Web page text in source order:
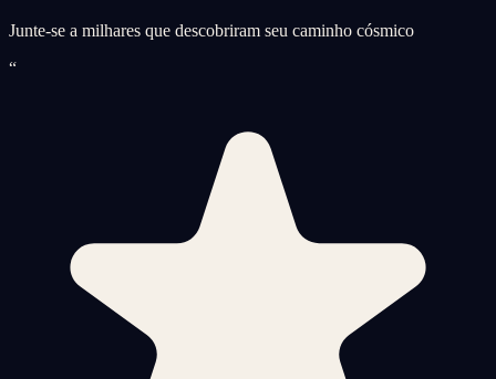
Junte-se a milhares que descobriram seu caminho cósmico
“